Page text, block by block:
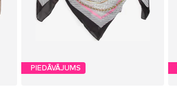
PIEDĀVĀJUMS